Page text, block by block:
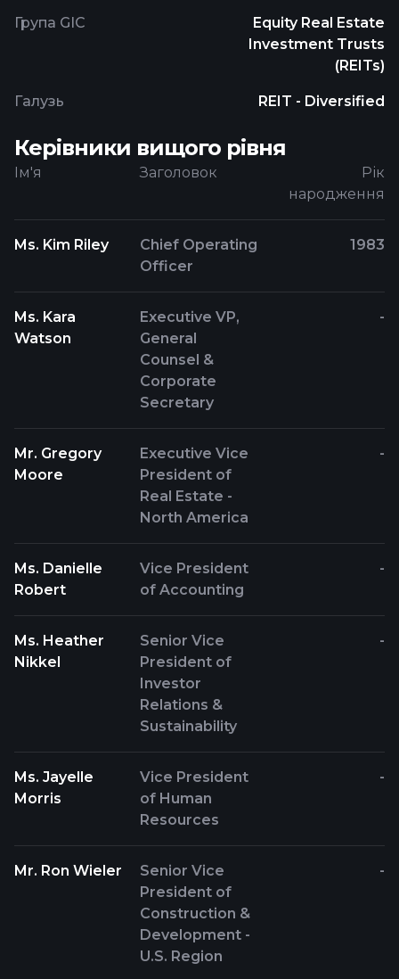
Група GIC
Equity Real Estate
Investment Trusts
(REITs)
Галузь REIT - Diversified
Керівники вищого рівня
Ім'я Заголовок
Рік
народження
Ms. Kim Riley
Chief Operating
Officer
1983
Ms. Kara
Watson
Executive VP,
General
Counsel &
Corporate
Secretary
-
Mr. Gregory
Moore
Executive Vice
President of
Real Estate -
North America
-
Ms. Danielle
Robert
Vice President
of Accounting
-
Ms. Heather
Nikkel
Senior Vice
President of
Investor
Relations &
Sustainability
-
Ms. Jayelle
Morris
Vice President
of Human
Resources
-
Mr. Ron Wieler
Senior Vice
President of
Construction &
Development -
U.S. Region
-